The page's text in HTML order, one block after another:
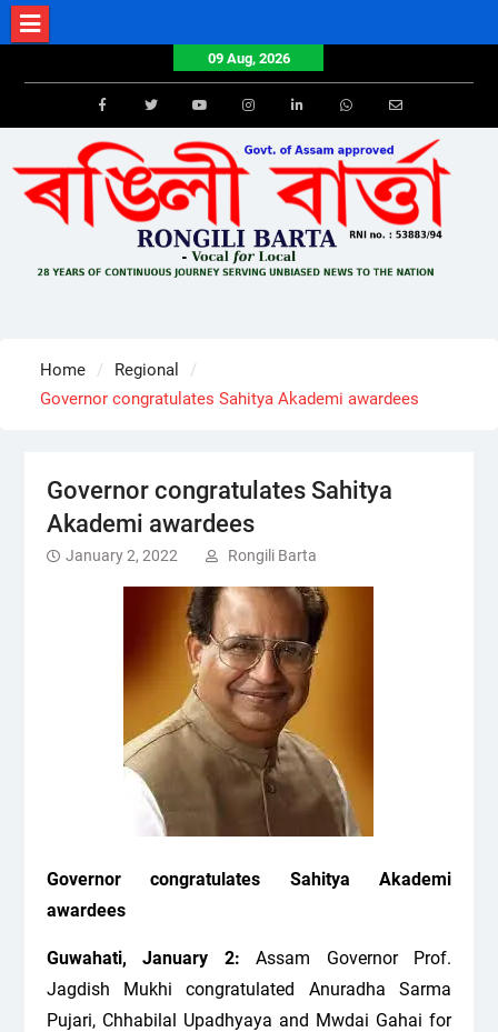
Skip
to
09 Aug, 2026
FacebookTwitterYoutube Email
Home
Regional
Governor congratulates Sahitya Akademi awardees
Governor congratulates Sahitya
Akademi awardees
January 2, 2022 Rongili Barta
Governor congratulates Sahitya Akademi
awardees
Guwahati, January 2: Assam Governor Prof.
Jagdish Mukhi congratulated Anuradha Sarma
Pujari, Chhabilal Upadhyaya and Mwdai Gahai for